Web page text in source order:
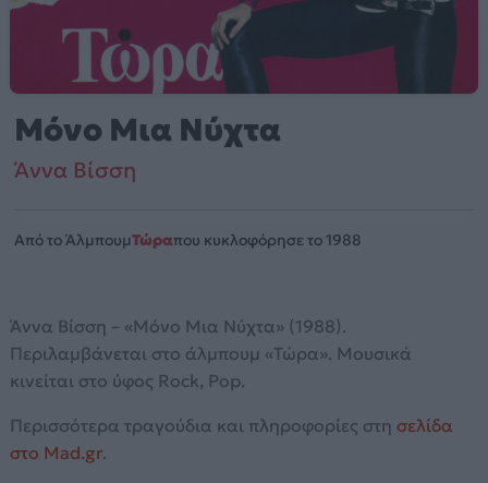
Μόνο Μια Νύχτα
Άννα Βίσση
Από το ΆλμπουμΤώραπου κυκλοφόρησε το 1988
Άννα Βίσση – «Μόνο Μια Νύχτα» (1988).
Περιλαμβάνεται στο άλμπουμ «Τώρα». Μουσικά
κινείται στο ύφος Rock, Pop.
Περισσότερα τραγούδια και πληροφορίες στη σελίδα
στο Mad.gr.